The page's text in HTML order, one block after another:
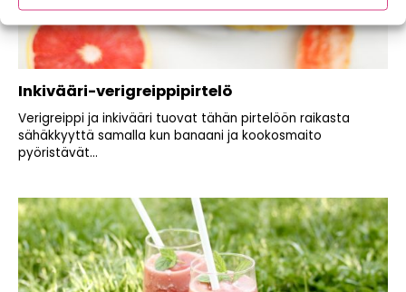
Inkivääri-verigreippipirtelö
Verigreippi ja inkivääri tuovat tähän pirtelöön raikasta
sähäkkyyttä samalla kun banaani ja kookosmaito
pyöristävät...